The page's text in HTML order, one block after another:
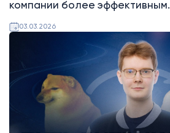
компании более эффективным.
03.03.2026